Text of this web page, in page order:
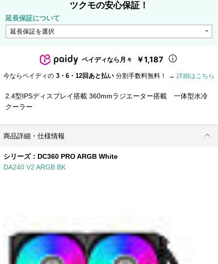
ツクモの安心保証！
延長保証について
ペイディなら月々 ￥1,187
今ならペイディの 3・6・12回あと払い 分割手数料無料！ → 詳細はこちら
2.4型IPSディスプレイ搭載 360mmラジエーター搭載 一体型水冷
クーラー
商品詳細・仕様情報
シリーズ： DC360 PRO ARGB White
DA240 V2 ARGB BK